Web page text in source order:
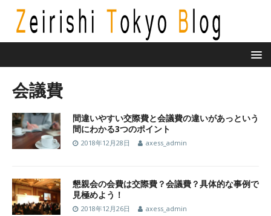
会議費
間違いやすい交際費と会議費の違いがあっという
間にわかる3つのポイント
2018年12月28日 axess_admin
懇親会の会費は交際費？会議費？具体的な事例で
見極めよう！
2018年12月26日 axess_admin